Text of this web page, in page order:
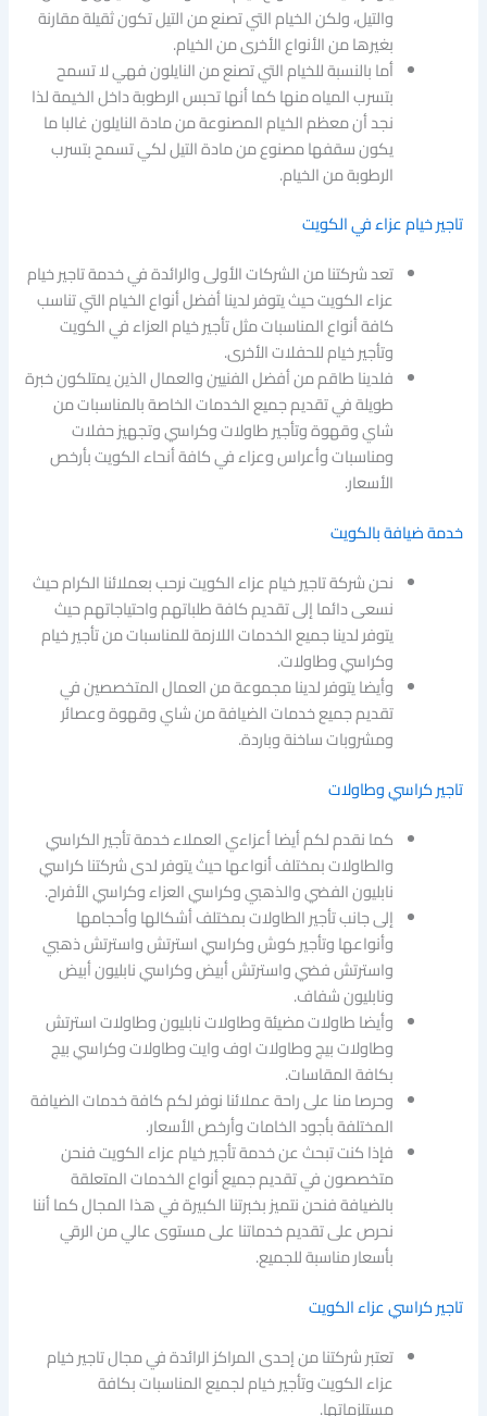
والتيل، ولكن الخيام التي تصنع من التيل تكون ثقيلة مقارنة
بغيرها من الأنواع الأخرى من الخيام.
أما بالنسبة للخيام التي تصنع من النايلون فهي لا تسمح
بتسرب المياه منها كما أنها تحبس الرطوبة داخل الخيمة لذا
نجد أن معظم الخيام المصنوعة من مادة النايلون غالبا ما
يكون سقفها مصنوع من مادة التيل لكي تسمح بتسرب
الرطوبة من الخيام.
تاجير خيام عزاء في الكويت
تعد شركتنا من الشركات الأولى والرائدة في خدمة تاجير خيام
عزاء الكويت حيث يتوفر لدينا أفضل أنواع الخيام التي تناسب
كافة أنواع المناسبات مثل تأجير خيام العزاء في الكويت
وتأجير خيام للحفلات الأخرى.
فلدينا طاقم من أفضل الفنيين والعمال الذين يمتلكون خبرة
طويلة في تقديم جميع الخدمات الخاصة بالمناسبات من
شاي وقهوة وتأجير طاولات وكراسي وتجهيز حفلات
ومناسبات وأعراس وعزاء في كافة أنحاء الكويت بأرخص
الأسعار.
خدمة ضيافة بالكويت
نحن شركة تاجير خيام عزاء الكويت نرحب بعملائنا الكرام حيث
نسعى دائما إلى تقديم كافة طلباتهم واحتياجاتهم حيث
يتوفر لدينا جميع الخدمات اللازمة للمناسبات من تأجير خيام
وكراسي وطاولات.
وأيضا يتوفر لدينا مجموعة من العمال المتخصصين في
تقديم جميع خدمات الضيافة من شاي وقهوة وعصائر
ومشروبات ساخنة وباردة.
تاجير كراسي وطاولات
كما نقدم لكم أيضا أعزاءي العملاء خدمة تأجير الكراسي
والطاولات بمختلف أنواعها حيث يتوفر لدى شركتنا كراسي
نابليون الفضي والذهبي وكراسي العزاء وكراسي الأفراح.
إلى جانب تأجير الطاولات بمختلف أشكالها وأحجامها
وأنواعها وتأجير كوش وكراسي استرتش واسترتش ذهبي
واسترتش فضي واسترتش أبيض وكراسي نابليون أبيض
ونابليون شفاف.
وأيضا طاولات مضيئة وطاولات نابليون وطاولات استرتش
وطاولات بيج وطاولات اوف وايت وطاولات وكراسي بيج
بكافة المقاسات.
وحرصا منا على راحة عملائنا نوفر لكم كافة خدمات الضيافة
المختلفة بأجود الخامات وأرخص الأسعار.
فإذا كنت تبحث عن خدمة تأجير خيام عزاء الكويت فنحن
متخصصون في تقديم جميع أنواع الخدمات المتعلقة
بالضيافة فنحن نتميز بخبرتنا الكبيرة في هذا المجال كما أننا
نحرص على تقديم خدماتنا على مستوى عالي من الرقي
بأسعار مناسبة للجميع.
تاجير كراسي عزاء الكويت
تعتبر شركتنا من إحدى المراكز الرائدة في مجال تاجير خيام
عزاء الكويت وتأجير خيام لجميع المناسبات بكافة
مستلزماتها.